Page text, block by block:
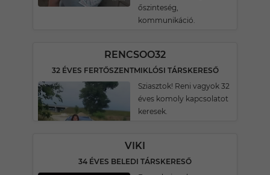
őszinteség,
kommunikáció.
RENCSOO32
32 ÉVES FERTŐSZENTMIKLÓSI TÁRSKERESŐ
Sziasztok! Reni vagyok 32
éves komoly kapcsolatot
keresek.
VIKI
34 ÉVES BELEDI TÁRSKERESŐ